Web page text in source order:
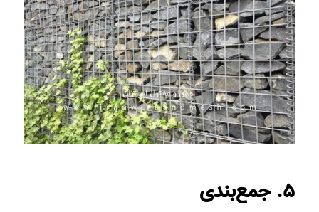
۵. جمع‌بندی